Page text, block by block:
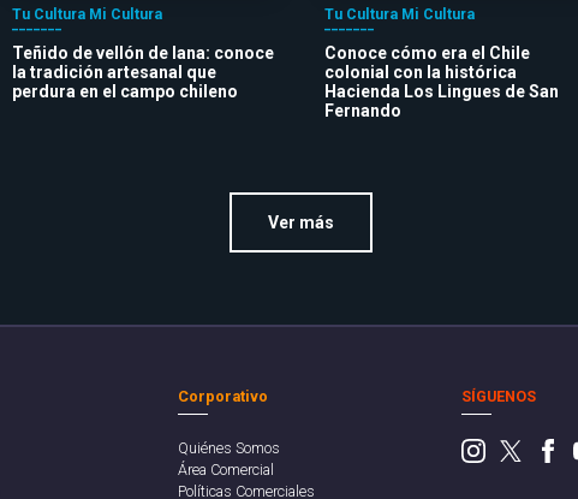
Tu Cultura Mi Cultura
Teñido de vellón de lana: conoce
la tradición artesanal que
perdura en el campo chileno
Tu Cultura Mi Cultura
Conoce cómo era el Chile
colonial con la histórica
Hacienda Los Lingues de San
Fernando
Ver más
Corporativo
Quiénes Somos
Área Comercial
Políticas Comerciales
SÍGUENOS